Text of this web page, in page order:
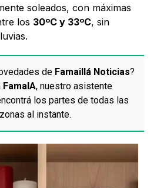
soleados, con máximas
los 30ºC y 33ºC, sin
de Famaillá Noticias?
FamaIA, nuestro asistente
los partes de todas las
zonas al instante.